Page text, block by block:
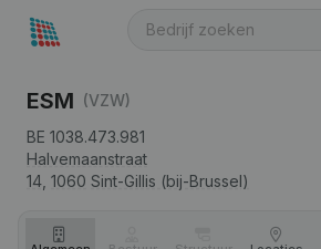
ESM (VZW)
BE 1038.473.981
Halvemaanstraat
14, 1060 Sint-Gillis (bij-Brussel)